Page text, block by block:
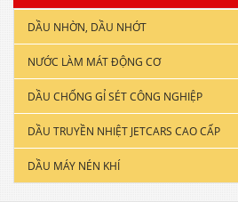
DẦU NHỜN, DẦU NHỚT
DẦU NHỚT XE GẮN MÁY
DẦU ĐỘNG CƠ XE TẢI & TÀU
DẦU NHỚT CÔNG NGHIỆP
DẦU CẮT GỌT KIM LOẠI
NƯỚC LÀM MÁT ĐỘNG CƠ
DẦU CHỐNG GỈ SÉT CÔNG NGHIỆP
DẦU TRUYỀN NHIỆT JETCARS CAO CẤP
DẦU MÁY NÉN KHÍ